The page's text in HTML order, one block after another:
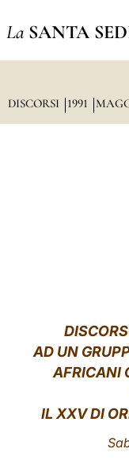
La SANTA
DISCORSI 1991
AD UN
AFRICANI
IL XXV DI